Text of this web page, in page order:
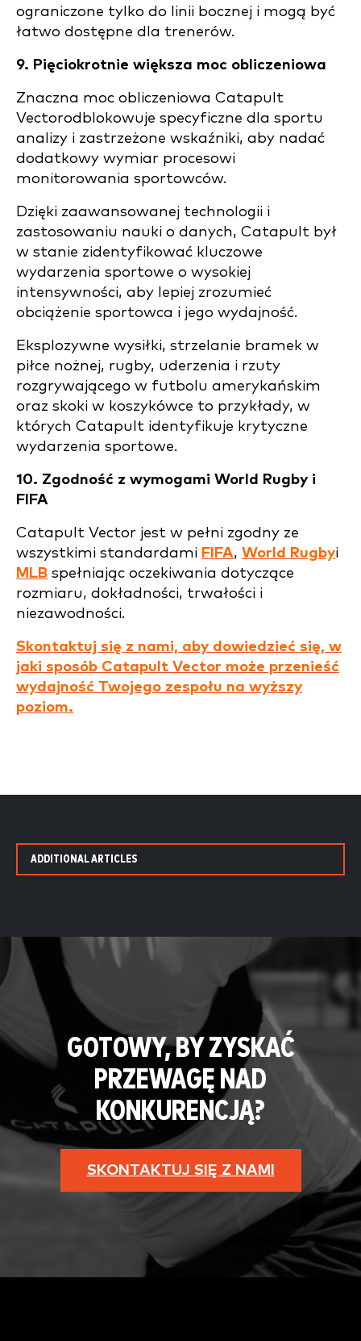
ograniczone tylko do linii bocznej i mogą być
łatwo dostępne dla trenerów.
9. Pięciokrotnie większa moc obliczeniowa
Znaczna moc obliczeniowa Catapult
Vectorodblokowuje specyficzne dla sportu
analizy i zastrzeżone wskaźniki, aby nadać
dodatkowy wymiar procesowi
monitorowania sportowców.
Dzięki zaawansowanej technologii i
zastosowaniu nauki o danych, Catapult był
w stanie zidentyfikować kluczowe
wydarzenia sportowe o wysokiej
intensywności, aby lepiej zrozumieć
obciążenie sportowca i jego wydajność.
Eksplozywne wysiłki, strzelanie bramek w
piłce nożnej, rugby, uderzenia i rzuty
rozgrywającego w futbolu amerykańskim
oraz skoki w koszykówce to przykłady, w
których Catapult identyfikuje krytyczne
wydarzenia sportowe.
10. Zgodność z wymogami World Rugby i
FIFA
Catapult Vector jest w pełni zgodny ze
wszystkimi standardami FIFA, World Rugbyi
MLB spełniając oczekiwania dotyczące
rozmiaru, dokładności, trwałości i
niezawodności.
Skontaktuj się z nami, aby dowiedzieć się, w
jaki sposób Catapult Vector może przenieść
wydajność Twojego zespołu na wyższy
poziom.
ADDITIONAL ARTICLES
GOTOWY, BY ZYSKAĆ
PRZEWAGĘ NAD
KONKURENCJĄ?
SKONTAKTUJ SIĘ Z NAMI